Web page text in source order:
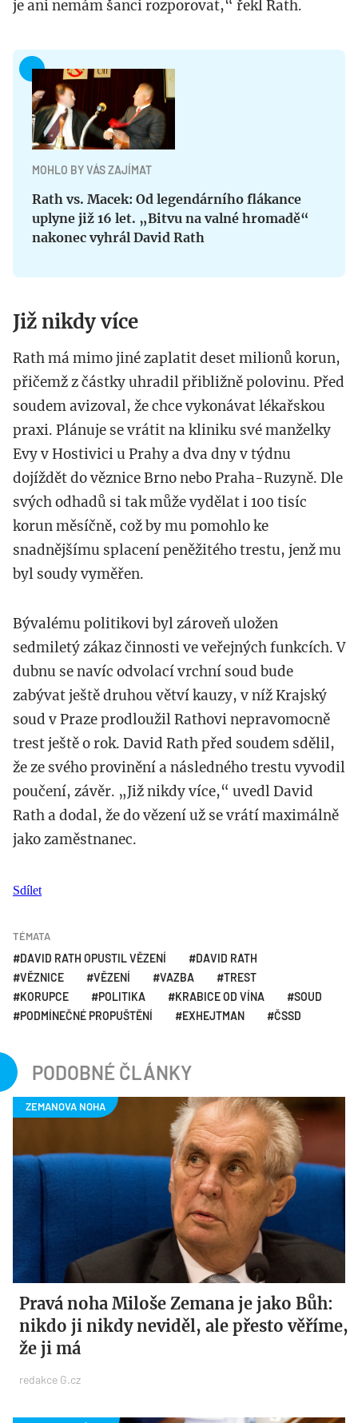
je ani nemám šanci rozporovat,“ řekl Rath.
MOHLO BY VÁS ZAJÍMAT
Rath vs. Macek: Od legendárního flákance
uplyne již 16 let. „Bitvu na valné hromadě“
nakonec vyhrál David Rath
Již nikdy více
Rath má mimo jiné zaplatit deset milionů korun,
přičemž z částky uhradil přibližně polovinu. Před
soudem avizoval, že chce vykonávat lékařskou
praxi. Plánuje se vrátit na kliniku své manželky
Evy v Hostivici u Prahy a dva dny v týdnu
dojíždět do věznice Brno nebo Praha-Ruzyně. Dle
svých odhadů si tak může vydělat i 100 tisíc
korun měsíčně, což by mu pomohlo ke
snadnějšímu splacení peněžitého trestu, jenž mu
byl soudy vyměřen.
Bývalému politikovi byl zároveň uložen
sedmiletý zákaz činnosti ve veřejných funkcích. V
dubnu se navíc odvolací vrchní soud bude
zabývat ještě druhou větví kauzy, v níž Krajský
soud v Praze prodloužil Rathovi nepravomocně
trest ještě o rok. David Rath před soudem sdělil,
že ze svého provinění a následného trestu vyvodil
poučení, závěr. „Již nikdy více,“ uvedl David
Rath a dodal, že do vězení už se vrátí maximálně
jako zaměstnanec.
Sdílet
TÉMATA
DAVID RATH OPUSTIL VĚZENÍ
DAVID RATH
VĚZNICE
VĚZENÍ VAZBA
TREST
KORUPCE
POLITIKA KRABICE OD VÍNA
SOUD
PODMÍNEČNÉ PROPUŠTĚNÍ
EXHEJTMAN ČSSD
PODOBNÉ ČLÁNKY
Pravá noha Miloše Zemana je jako Bůh:
nikdo ji nikdy neviděl, ale přesto věříme,
že ji má
redakce G.cz